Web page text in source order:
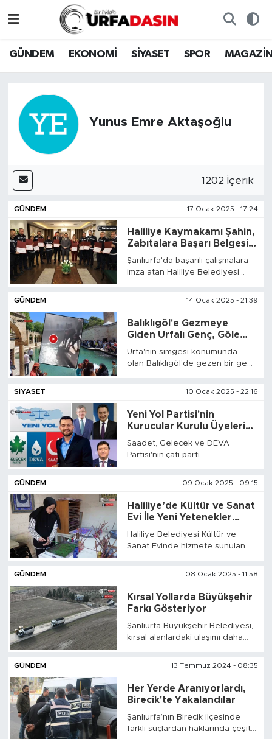
GÜNDEM EKONOMİ SİYASET SPOR
Yunus Emre Aktaşoğlu
1202 İçerik
GÜNDEM 17 Ocak 2025 - 17:24
Haliliye Kaymakamı Şahin,
Zabıtalara Başarı Belgesi
Verdi
Şanlıurfa'da başarılı çalışmalara
imza atan Haliliye Belediyesi
belgesiyle taçlandırıldı.
GÜNDEM 14 Ocak 2025 - 21:39
Balıklıgöl'e Gezmeye
Giden Urfalı Genç, Göle
Düştü
Urfa'nın simgesi konumunda
olan Balıklıgöl'de gezen bir genç
çevredekilerin yardımıyla
Balıklıgölden çıkartılarak
SİYASET 10 Ocak 2025 - 22:16
Yeni Yol Partisi'nin
Kurucular Kurulu Üyeleri
Arasına Urfalı Avukat
Muhammed Fatih Polat da
Saadet, Gelecek ve DEVA
Partisi'nin,çatı parti
dilekçe verildi.Yeni Yol Partisi'nin
Kurucular Kurulu arasında Urfalı
yer alıyor.
GÜNDEM 09 Ocak 2025 - 09:15
Haliliye’de Kültür ve Sanat
Evi İle Yeni Yetenekler
Yetişiyor
Haliliye Belediyesi Kültür ve
Sanat Evinde hizmete sunulan
faydalanan vatandaşlar,
yeteneklerini keşfederek,
ilgilendikleri sanat dalında
kendilerini geliştiriyor.
GÜNDEM 08 Ocak 2025 - 11:58
Kırsal Yollarda Büyükşehir
Farkı Gösteriyor
Şanlıurfa Büyükşehir Belediyesi,
kırsal alanlardaki ulaşımı daha
Karaköprü kırsalında
vatandaşların yoğun olarak
çalışmalarını titizlikle yürütüyor.
GÜNDEM 13 Temmuz 2024 - 08:35
Her Yerde Aranıyorlardı,
Birecik'te Yakalandılar
Şanlıurfa’nın Birecik ilçesinde
farklı suçlardan haklarında çeşitli
SİYASET
MAGAZİN
TEKNOLOJİ
OTOMOBİL
İletişim
Nöbetçi Eczaneler
Namaz Vakitleri
Trafik Durumu
Süper Lig Puan Durumu ve Fikstür
Son Dakika Haberleri
Haber Arşivi